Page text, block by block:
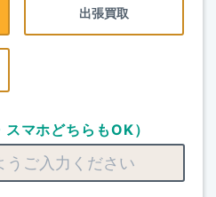
出張買取
マホどちらもOK）